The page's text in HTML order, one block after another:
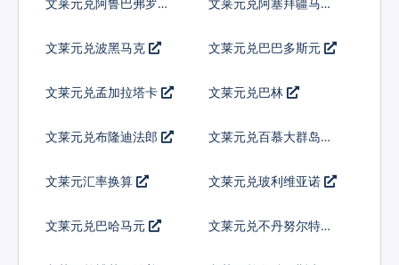
文莱元兑波黑马克 文莱元兑巴巴多斯元
文莱元兑孟加拉塔卡 文莱元兑巴林
文莱元兑布隆迪法郎 文莱元兑百慕大群岛元
文莱元汇率换算 文莱元兑玻利维亚诺
文莱元兑巴哈马元
文莱元兑不丹努尔特鲁